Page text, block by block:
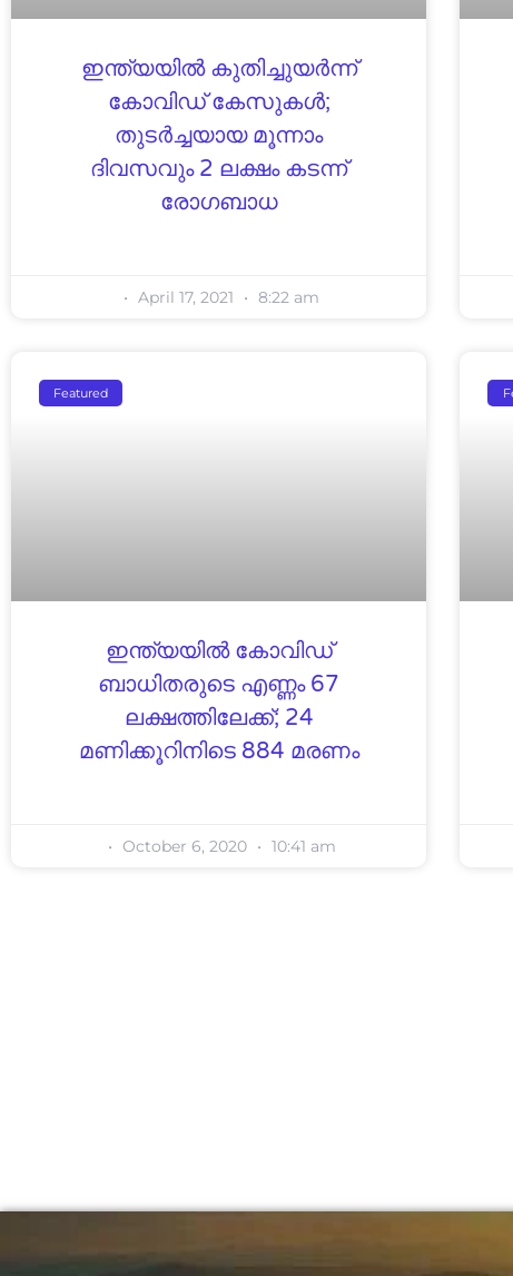
ഇന്ത്യയിൽ കുതിച്ചുയർന്ന്
കോവിഡ് കേസുകൾ;
തുടർച്ചയായ മൂന്നാം
ദിവസവും 2 ലക്ഷം കടന്ന്
രോഗബാധ
April 17, 2021 8:22 am
Featured
ഇന്ത്യയിൽ കോവിഡ്
ബാധിതരുടെ എണ്ണം 67
ലക്ഷത്തിലേക്ക്; 24
മണിക്കൂറിനിടെ 884 മരണം
October 6, 2020 10:41 am